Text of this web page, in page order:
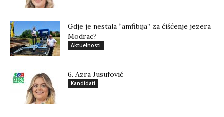
Gdje je nestala “amfibija” za čišćenje jezera
Modrac?
Aktuelnosti
6. Azra Jusufović
Kandidati